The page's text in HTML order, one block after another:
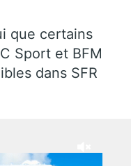
que certains
Sport et BFM
dans SFR